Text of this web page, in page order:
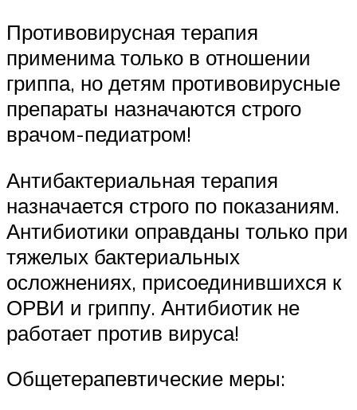
Противовирусная терапия
применима только в отношении
гриппа, но детям противовирусные
препараты назначаются строго
врачом-педиатром!
Антибактериальная терапия
назначается строго по показаниям.
Антибиотики оправданы только при
тяжелых бактериальных
осложнениях, присоединившихся к
ОРВИ и гриппу. Антибиотик не
работает против вируса!
Общетерапевтические меры: